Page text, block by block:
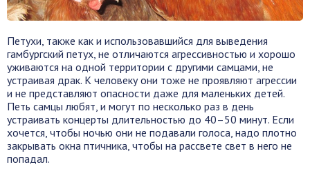
Петухи, также как и использовавшийся для выведения
гамбургский петух, не отличаются агрессивностью и хорошо
уживаются на одной территории с другими самцами, не
устраивая драк. К человеку они тоже не проявляют агрессии
и не представляют опасности даже для маленьких детей.
Петь самцы любят, и могут по несколько раз в день
устраивать концерты длительностью до 40–50 минут. Если
хочется, чтобы ночью они не подавали голоса, надо плотно
закрывать окна птичника, чтобы на рассвете свет в него не
попадал.